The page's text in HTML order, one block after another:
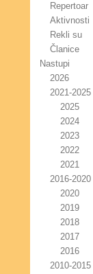
Repertoar
Aktivnosti
Rekli su
Članice
Nastupi
2026
2021-2025
2025
2024
2023
2022
2021
2016-2020
2020
2019
2018
2017
2016
2010-2015